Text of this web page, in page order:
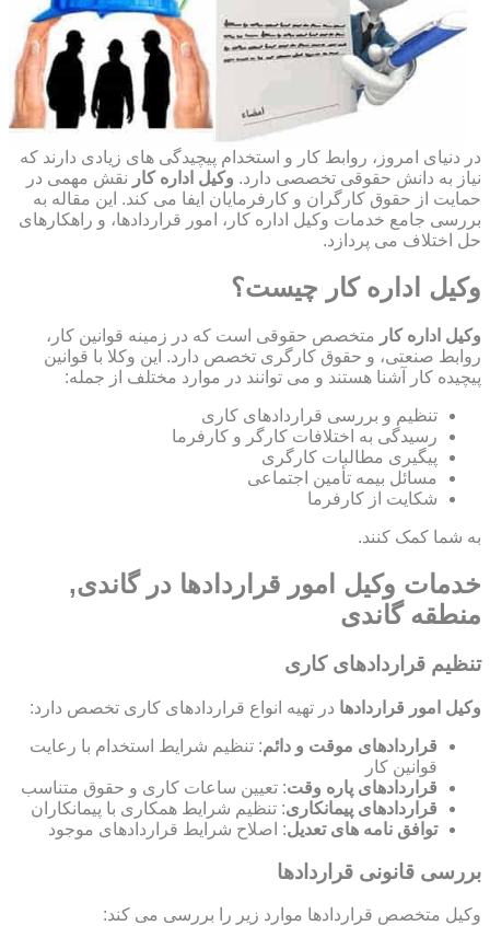
در دنیای امروز، روابط کار و استخدام پیچیدگی های زیادی دارند که
نیاز به دانش حقوقی تخصصی دارد. وکیل اداره کار نقش مهمی در
حمایت از حقوق کارگران و کارفرمایان ایفا می کند. این مقاله به
بررسی جامع خدمات وکیل اداره کار، امور قراردادها، و راهکارهای
حل اختلاف می پردازد.
وکیل اداره کار چیست؟
وکیل اداره کار متخصص حقوقی است که در زمینه قوانین کار،
روابط صنعتی، و حقوق کارگری تخصص دارد. این وکلا با قوانین
پیچیده کار آشنا هستند و می توانند در موارد مختلف از جمله:
تنظیم و بررسی قراردادهای کاری
رسیدگی به اختلافات کارگر و کارفرما
پیگیری مطالبات کارگری
مسائل بیمه تأمین اجتماعی
شکایت از کارفرما
به شما کمک کنند.
خدمات وکیل امور قراردادها در گاندی,
منطقه گاندی
تنظیم قراردادهای کاری
وکیل امور قراردادها در تهیه انواع قراردادهای کاری تخصص دارد:
قراردادهای موقت و دائم: تنظیم شرایط استخدام با رعایت
قوانین کار
قراردادهای پاره وقت: تعیین ساعات کاری و حقوق متناسب
قراردادهای پیمانکاری: تنظیم شرایط همکاری با پیمانکاران
توافق نامه های تعدیل: اصلاح شرایط قراردادهای موجود
بررسی قانونی قراردادها
وکیل متخصص قراردادها موارد زیر را بررسی می کند: